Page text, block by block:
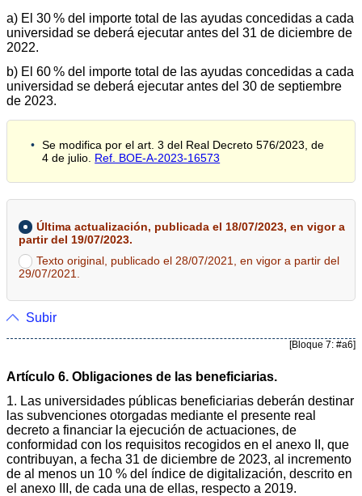
a) El 30 % del importe total de las ayudas concedidas a cada
universidad se deberá ejecutar antes del 31 de diciembre de
2022.
b) El 60 % del importe total de las ayudas concedidas a cada
universidad se deberá ejecutar antes del 30 de septiembre
de 2023.
Se modifica por el art. 3 del Real Decreto 576/2023, de
4 de julio. Ref. BOE-A-2023-16573
Última actualización, publicada el 18/07/2023, en vigor a
partir del 19/07/2023.
Texto original, publicado el 28/07/2021, en vigor a partir del
29/07/2021.
Subir
[Bloque 7: #a6]
Artículo 6. Obligaciones de las beneficiarias.
1. Las universidades públicas beneficiarias deberán destinar
las subvenciones otorgadas mediante el presente real
decreto a financiar la ejecución de actuaciones, de
conformidad con los requisitos recogidos en el anexo II, que
contribuyan, a fecha 31 de diciembre de 2023, al incremento
de al menos un 10 % del índice de digitalización, descrito en
el anexo III, de cada una de ellas, respecto a 2019.